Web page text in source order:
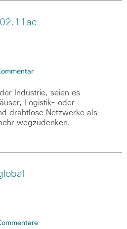
Industrie, seien es
Logistik- oder
drahtlose Netzwerke als
wegzudenken.